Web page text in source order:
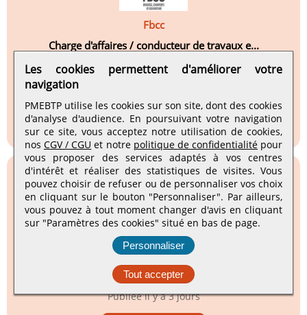
Fbcc
Charge d'affaires / conducteur de travaux e...
Stains, Île-de-France
Publiée
il y a 3 jours
Voir l'annonce
Cisabac
Dessinateur industriel H/F
Corbeil-essonnes, Île-de-France
CDI
Publiéeil y a 3 jours
Les cookies permettent d'améliorer votre
navigation
PMEBTP utilise les cookies sur son site, dont des cookies
d'analyse d'audience. En poursuivant votre navigation
sur ce site, vous acceptez notre utilisation de cookies,
nos CGV / CGU et notre politique de confidentialité pour
vous proposer des services adaptés à vos centres
d'intérêt et réaliser des statistiques de visites.Vous
pouvez choisir de refuser ou de personnaliser vos choix
en cliquant sur le bouton "Personnaliser". Par ailleurs,
vous pouvez à tout moment changer d'avis en cliquant
sur "Paramètres des cookies" situé en bas de page.
Personnaliser
Tout accepter